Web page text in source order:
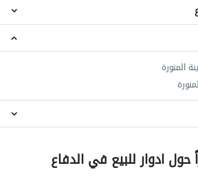
المنورة
حول ادوار للبيع في الدفاع